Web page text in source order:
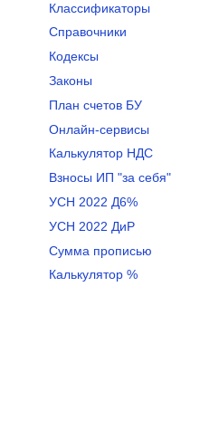
Классификаторы
Справочники
Кодексы
Законы
План счетов БУ
Онлайн-сервисы
Калькулятор НДС
Взносы ИП "за себя"
УСН 2022 Д6%
УСН 2022 ДиР
Сумма прописью
Калькулятор %